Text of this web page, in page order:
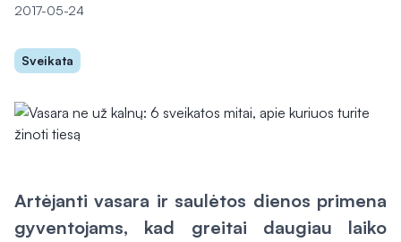
2017-05-24
Sveikata
Artėjanti vasara ir saulėtos dienos primena
gyventojams, kad greitai daugiau laiko